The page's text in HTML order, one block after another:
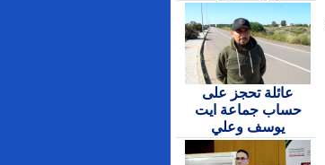
عائلة تحجز على
حساب جماعة ايت
يوسف وعلي